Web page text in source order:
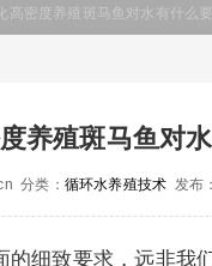
高密度养殖斑马鱼对水有什么
养殖斑马鱼对
分类： 循环水养殖技术 发布
的细致要求，远非我